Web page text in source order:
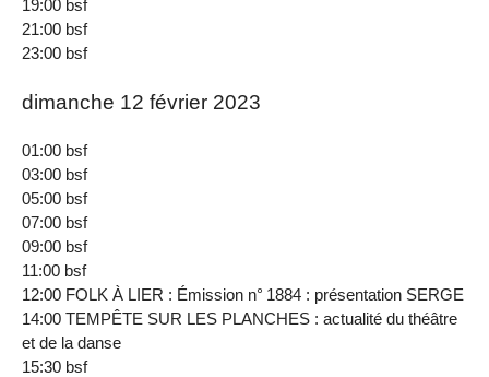
19:00 bsf
21:00 bsf
23:00 bsf
dimanche 12 février 2023
01:00 bsf
03:00 bsf
05:00 bsf
07:00 bsf
09:00 bsf
11:00 bsf
12:00 FOLK À LIER : Émission n° 1884 : présentation SERGE
14:00 TEMPÊTE SUR LES PLANCHES : actualité du théâtre
et de la danse
15:30 bsf